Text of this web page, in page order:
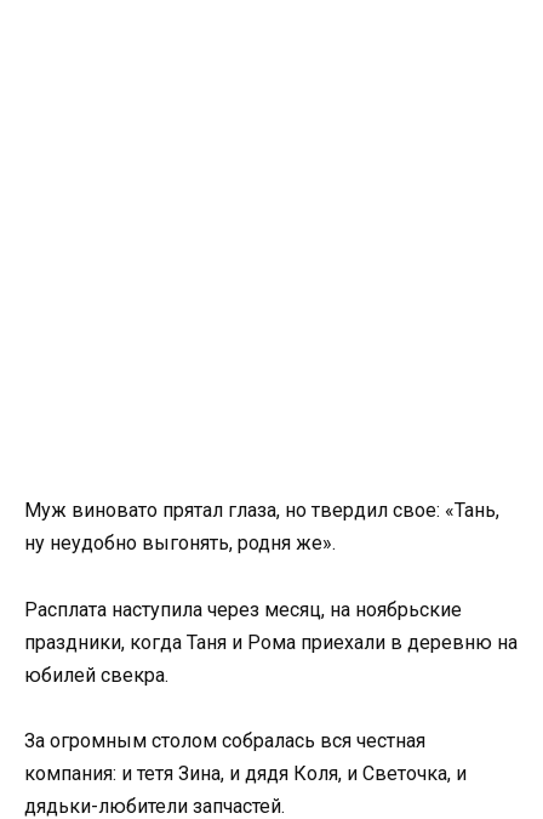
Муж виновато прятал глаза, но твердил свое: «Тань,
ну неудобно выгонять, родня же».
Расплата наступила через месяц, на ноябрьские
праздники, когда Таня и Рома приехали в деревню на
юбилей свекра.
За огромным столом собралась вся честная
компания: и тетя Зина, и дядя Коля, и Светочка, и
дядьки-любители запчастей.